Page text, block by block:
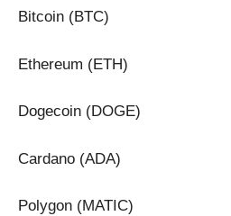
Bitcoin (BTC)
Ethereum (ETH)
Dogecoin (DOGE)
Cardano (ADA)
Polygon (MATIC)